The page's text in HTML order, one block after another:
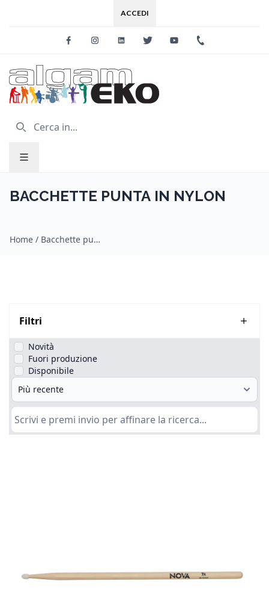
ACCEDI
FacebookInstagramLinkedinTwitter Youtube
BACCHETTE PUNTA IN NYLON
Home / Bacchette punta in nylon
Filtri
Novità
Fuori produzione
Disponibile